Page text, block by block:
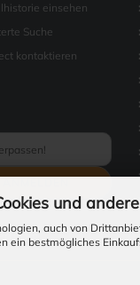
und
auch von
ein bestmögliches
einsehen
Suche
kontaktieren